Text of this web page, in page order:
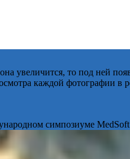
увеличится, то под ней
каждой фотографии в
симпозиуме